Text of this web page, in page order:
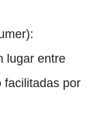
lugar entre
facilitadas por